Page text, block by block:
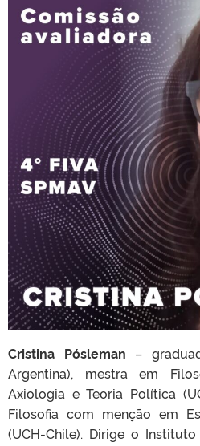
Cristina Pósleman –
Argentina), mestra em
Axiologia e Teoria Política
Filosofia com menção em
(UCH-Chile). Dirige o